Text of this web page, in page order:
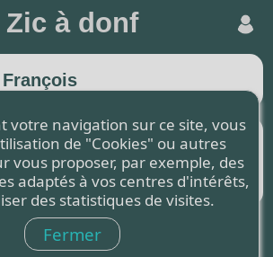
Zic à donf
votre navigation sur ce site, vous
de "Cookies" ou autres
vous proposer, par exemple, des
adaptés à vos centres d'intérêts,
des statistiques de visites.
Fermer
Paroles Partition